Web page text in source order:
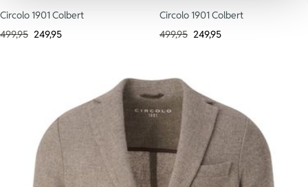
Circolo 1901 Colbert
499,95 249,95
Circolo 1901 Colbert
499,95 249,95